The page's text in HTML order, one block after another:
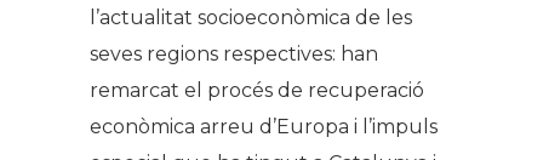
l’actualitat socioeconòmica de les
seves regions respectives: han
remarcat el procés de recuperació
econòmica arreu d’Europa i l’impuls